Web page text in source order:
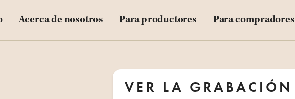
Acerca de nosotros Para productores Para compradores
VER LA GRABACIÓN